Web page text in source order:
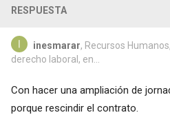
RESPUESTA
inesmarar, Recursos
derecho laboral, en...
Con hacer una ampliación de
porque rescindir el contrato.